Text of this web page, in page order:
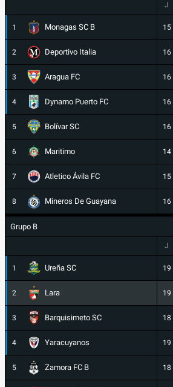
J
1 Monagas SC B 15
2 Deportivo Italia 16
3 Aragua FC 16
4 Dynamo Puerto FC 16
5 Bolívar SC 16
6 Maritimo 14
7 Atletico Ávila FC 15
8 Mineros De Guayana 16
Grupo B
J
1 Ureña SC 19
2 Lara 19
3 Barquisimeto SC 18
4 Yaracuyanos 19
5 Zamora FC B 18